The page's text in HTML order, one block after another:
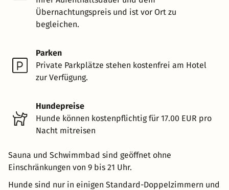
Übernachtungspreis und ist vor Ort zu
begleichen.
Parken
Private Parkplätze stehen kostenfrei am Hotel
zur Verfügung.
Hundepreise
Hunde können kostenpflichtig für 17.00 EUR pro
Nacht mitreisen
Sauna und Schwimmbad sind geöffnet ohne
Einschränkungen von 9 bis 21 Uhr.
Hunde sind nur in einigen Standard-Doppelzimmern und